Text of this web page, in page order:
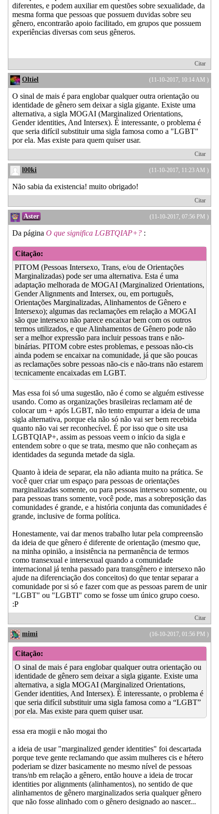
diferentes, e podem auxiliar em questões sobre sexualidade, da
mesma forma que pessoas que possuem duvidas sobre seu
gênero, encontrarão apoio facilitado, em grupos que possuem
experiências diversas com seus gêneros.
Citar
(11-10-2017, 10:14 AM )
Oltiel
O sinal de mais é para englobar qualquer outra orientação ou
identidade de gênero sem deixar a sigla gigante. Existe uma
alternativa, a sigla MOGAI (Marginalized Orientations,
Gender identities, And Intersex). É interessante, o problema é
que seria difícil substituir uma sigla famosa como a "LGBT"
por ela. Mas existe para quem quiser usar.
Citar
(11-10-2017, 11:23 AM )
l00ki
Não sabia da existencia! muito obrigado!
Citar
(11-10-2017, 07:56 PM )
Aster
Da página O que significa LGBTQIAP+? :
Citação:
PITOM (Pessoas Intersexo, Trans, e/ou de Orientações
Marginalizadas) pode ser uma alternativa. Esta é uma
adaptação melhorada de MOGAI (Marginalized Orientations,
Gender Alignments and Intersex, ou, em português,
Orientações Marginalizadas, Alinhamentos de Gênero e
Intersexo); algumas das reclamações em relação a MOGAI
são que intersexo não parece encaixar bem com os outros
termos utilizados, e que Alinhamentos de Gênero pode não
ser a melhor expressão para incluir pessoas trans e não-
binárias. PITOM cobre estes problemas, e pessoas não-cis
ainda podem se encaixar na comunidade, já que são poucas
as reclamações sobre pessoas não-cis e não-trans não estarem
tecnicamente encaixadas em LGBT.
Mas essa foi só uma sugestão, não é como se alguém estivesse
usando. Como as organizações brasileiras reclamam até de
colocar um + após LGBT, não tento empurrar a ideia de uma
sigla alternativa, porque ela não só não vai ser bem recebida
quanto não vai ser reconhecível. É por isso que o site usa
LGBTQIAP+, assim as pessoas veem o início da sigla e
entendem sobre o que se trata, mesmo que não conheçam as
identidades da segunda metade da sigla.
Quanto à ideia de separar, ela não adianta muito na prática. Se
você quer criar um espaço para pessoas de orientações
marginalizadas somente, ou para pessoas intersexo somente, ou
para pessoas trans somente, você pode, mas a sobreposição das
comunidades é grande, e a história conjunta das comunidades é
grande, inclusive de forma política.
Honestamente, vai dar menos trabalho lutar pela compreensão
da ideia de que gênero é diferente de orientação (mesmo que,
na minha opinião, a insistência na permanência de termos
como transexual e intersexual quando a comunidade
internacional já tenha passado para transgênero e intersexo não
ajude na diferenciação dos conceitos) do que tentar separar a
comunidade por si só e fazer com que as pessoas parem de unir
"LGBT" ou "LGBTI" como se fosse um único grupo coeso.
:P
Citar
(16-10-2017, 01:56 PM )
mimi
Citação:
O sinal de mais é para englobar qualquer outra orientação ou
identidade de gênero sem deixar a sigla gigante. Existe uma
alternativa, a sigla MOGAI (Marginalized Orientations,
Gender identities, And Intersex). É interessante, o problema é
que seria difícil substituir uma sigla famosa como a “LGBT”
por ela. Mas existe para quem quiser usar.
essa era mogii e não mogai tho
a ideia de usar "marginalized gender identities" foi descartada
porque teve gente reclamando que assim mulheres cis e hétero
poderiam se dizer basicamente no mesmo nível de pessoas
trans/nb em relação a gênero, então houve a ideia de trocar
identities por alignments (alinhamentos), no sentido de que
alinhamentos de gênero marginalizados seria qualquer gênero
que não fosse alinhado com o gênero designado ao nascer...